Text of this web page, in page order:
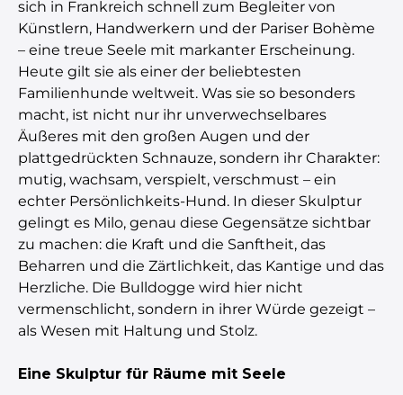
sich in Frankreich schnell zum Begleiter von
Künstlern, Handwerkern und der Pariser Bohème
– eine treue Seele mit markanter Erscheinung.
Heute gilt sie als einer der beliebtesten
Familienhunde weltweit. Was sie so besonders
macht, ist nicht nur ihr unverwechselbares
Äußeres mit den großen Augen und der
plattgedrückten Schnauze, sondern ihr Charakter:
mutig, wachsam, verspielt, verschmust – ein
echter Persönlichkeits-Hund. In dieser Skulptur
gelingt es Milo, genau diese Gegensätze sichtbar
zu machen: die Kraft und die Sanftheit, das
Beharren und die Zärtlichkeit, das Kantige und das
Herzliche. Die Bulldogge wird hier nicht
vermenschlicht, sondern in ihrer Würde gezeigt –
als Wesen mit Haltung und Stolz.
Eine Skulptur für Räume mit Seele